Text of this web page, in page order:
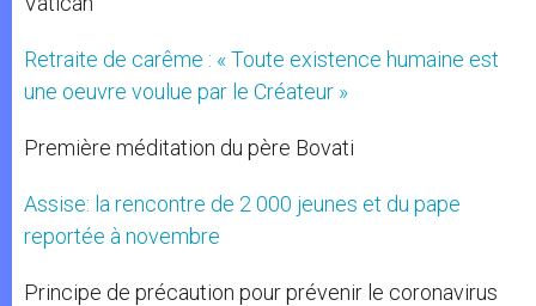
Retraite de carême : « Toute existence humaine est
une oeuvre voulue par le Créateur »
Première méditation du père Bovati
Assise: la rencontre de 2 000 jeunes et du pape
reportée à novembre
Principe de précaution pour prévenir le coronavirus